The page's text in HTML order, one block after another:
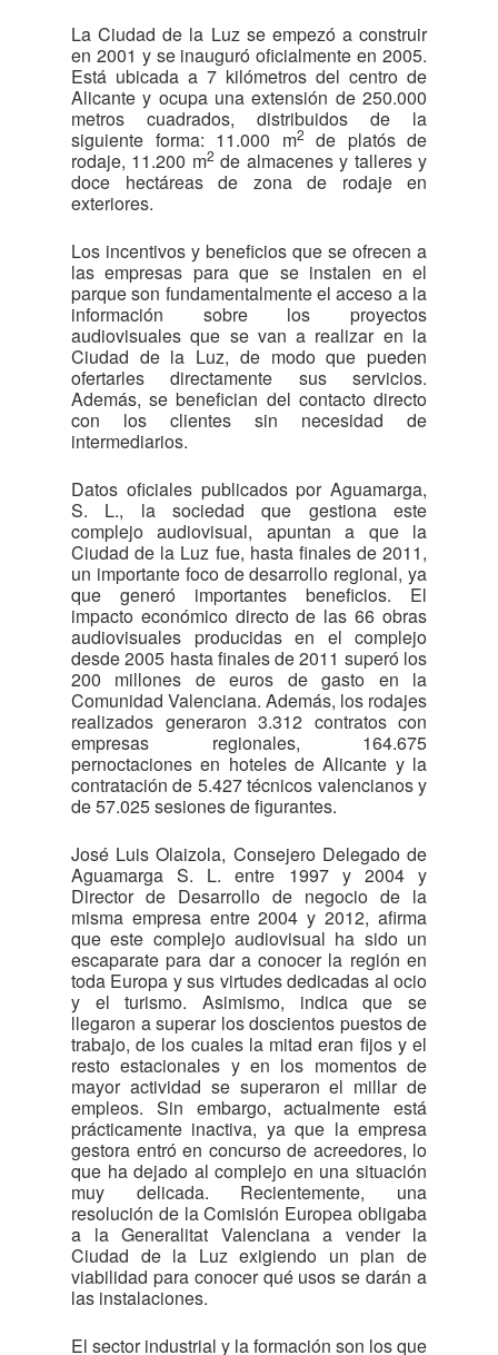
La Ciudad de la Luz se empezó a construir
en 2001 y se inauguró oficialmente en 2005.
Está ubicada a 7 kilómetros del centro de
Alicante y ocupa una extensión de 250.000
metros cuadrados, distribuidos de la
siguiente forma: 11.000 m2
de platós de
rodaje, 11.200 m2 de almacenes y talleres y
doce hectáreas de zona de rodaje en
exteriores.
Los incentivos y beneficios que se ofrecen a
las empresas para que se instalen en el
parque son fundamentalmente el acceso a la
información sobre los proyectos
audiovisuales que se van a realizar en la
Ciudad de la Luz, de modo que pueden
ofertarles directamente sus servicios.
Además, se benefician del contacto directo
con los clientes sin necesidad de
intermediarios.
Datos oficiales publicados por Aguamarga,
S. L., la sociedad que gestiona este
complejo audiovisual, apuntan a que la
Ciudad de la Luz fue, hasta finales de 2011,
un importante foco de desarrollo regional, ya
que generó importantes beneficios. El
impacto económico directo de las 66 obras
audiovisuales producidas en el complejo
desde 2005 hasta finales de 2011 superó los
200 millones de euros de gasto en la
Comunidad Valenciana. Además, los rodajes
realizados generaron 3.312 contratos con
empresas regionales, 164.675
pernoctaciones en hoteles de Alicante y la
contratación de 5.427 técnicos valencianos y
de 57.025 sesiones de figurantes.
José Luis Olaizola, Consejero Delegado de
Aguamarga S. L. entre 1997 y 2004 y
Director de Desarrollo de negocio de la
misma empresa entre 2004 y 2012, afirma
que este complejo audiovisual ha sido un
escaparate para dar a conocer la región en
toda Europa y sus virtudes dedicadas al ocio
y el turismo. Asimismo, indica que se
llegaron a superar los doscientos puestos de
trabajo, de los cuales la mitad eran fijos y el
resto estacionales y en los momentos de
mayor actividad se superaron el millar de
empleos. Sin embargo, actualmente está
prácticamente inactiva, ya que la empresa
gestora entró en concurso de acreedores, lo
que ha dejado al complejo en una situación
muy delicada. Recientemente, una
resolución de la Comisión Europea obligaba
a la Generalitat Valenciana a vender la
Ciudad de la Luz exigiendo un plan de
viabilidad para conocer qué usos se darán a
las instalaciones.
El sector industrial y la formación son los que